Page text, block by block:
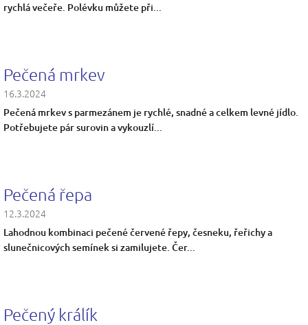
rychlá večeře. Polévku můžete při...
Pečená mrkev
16.3.2024
Pečená mrkev s parmezánem je rychlé, snadné a celkem levné jídlo.
Potřebujete pár surovin a vykouzlí...
Pečená řepa
12.3.2024
Lahodnou kombinaci pečené červené řepy, česneku, řeřichy a
slunečnicových semínek si zamilujete. Čer...
Pečený králík